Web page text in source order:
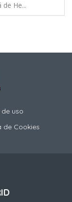
de He...
uso
de Cookies